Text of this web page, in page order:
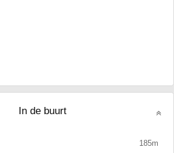
In de buurt
185m